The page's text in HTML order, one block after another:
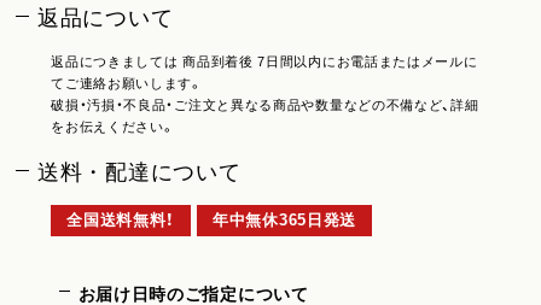
返品について
返品につきましては 商品到着後 7日間以内にお電話またはメールに
てご連絡お願いします。
破損・汚損・不良品・ご注文と異なる商品や数量などの不備など、詳細
をお伝えください。
送料・配達について
全国送料無料！ 年中無休365日発送
お届け日時のご指定について